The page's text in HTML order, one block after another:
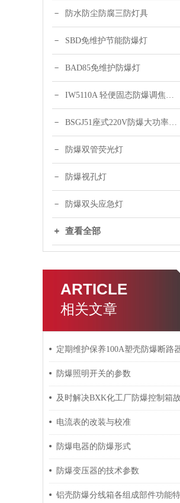
防水防尘防腐三防灯具
SBD免维护节能防爆灯
BAD85免维护防爆灯
IW5110A 轻便固态防爆调焦头灯
BSGJ51座式220V防爆大功率声光报警器 绿色 黄色
防爆双管荧光灯
防爆视孔灯
防爆双头应急灯
查看全部
ARTICLE
相关文章
防爆照明开关的参数
电流表的改装与校准
防爆电器的防爆形式
防爆变压器的技术参数